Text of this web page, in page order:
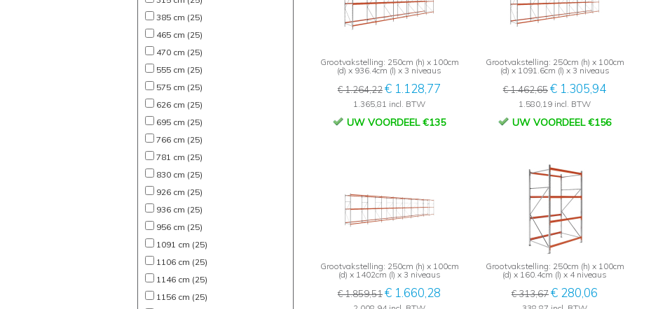
385 cm (25)
465 cm (25)
470 cm (25)
555 cm (25)
575 cm (25)
626 cm (25)
695 cm (25)
766 cm (25)
781 cm (25)
830 cm (25)
926 cm (25)
936 cm (25)
956 cm (25)
1091 cm (25)
1106 cm (25)
1146 cm (25)
1156 cm (25)
Grootvakstelling: 250cm (h) x 100cm
(d) x 936.4cm (l) x 3 niveaus
€ 1.264,22€ 1.128,77
1.365,81 incl. BTW
UW VOORDEEL €135
Grootvakstelling: 250cm (h) x 100cm
(d) x 1091.6cm (l) x 3 niveaus
€ 1.462,65€ 1.305,94
1.580,19 incl. BTW
UW VOORDEEL €156
Grootvakstelling: 250cm (h) x 100cm
(d) x 1402cm (l) x 3 niveaus
€ 1.859,51€ 1.660,28
Grootvakstelling: 250cm (h) x 100cm
(d) x 160.4cm (l) x 4 niveaus
€ 313,67€ 280,06